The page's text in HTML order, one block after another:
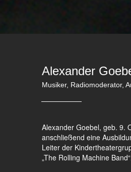
Alexander
Musiker, Radiomoderator,
Alexander Goebel, geb. 9.
anschließend eine
Leiter der
„The Rolling Machine